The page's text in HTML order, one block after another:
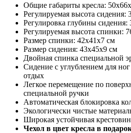
Общие габариты кресла:
Регулируемая высота сидения:
Регулировка глубины сидения:
Регулируемая высота спинки:
Размер спинки: 42х41х7 см
Размер сидения: 43х45х9 см
Двойная спинка специальной
Сидение с углублением для
отдых
Легкое перемещение по
специальной ручки
Автоматическая блокировка
Экологически чистые
Широкая устойчивая
Чехол в цвет кресла в